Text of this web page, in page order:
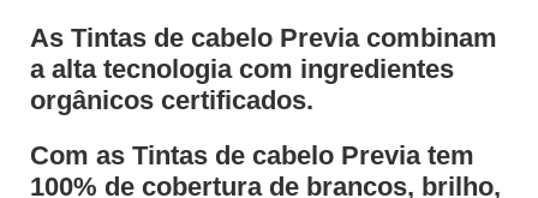
As Tintas de cabelo Previa combinam
a alta tecnologia com ingredientes
orgânicos certificados.
Com as Tintas de cabelo Previa tem
100% de cobertura de brancos, brilho,